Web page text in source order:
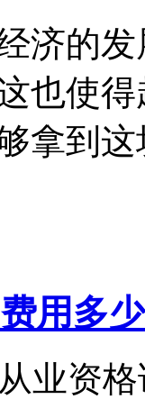
济的
也使
拿到
用多
业资